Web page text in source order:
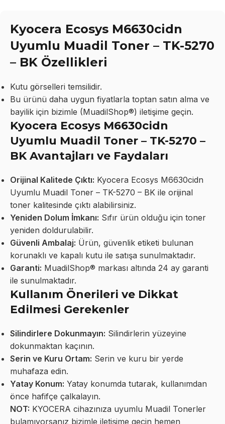
Kyocera Ecosys M6630cidn
Uyumlu Muadil Toner – TK-5270
– BK Özellikleri
Kutu görselleri temsilidir.
Bu ürünü daha uygun fiyatlarla toptan satın alma ve
bayilik için bizimle (MuadilShop®) iletişime geçin.
Kyocera Ecosys M6630cidn
Uyumlu Muadil Toner – TK-5270 –
BK Avantajları ve Faydaları
Orijinal Kalitede Çıktı: Kyocera Ecosys M6630cidn
Uyumlu Muadil Toner – TK-5270 – BK ile orijinal
toner kalitesinde çıktı alabilirsiniz.
Yeniden Dolum İmkanı: Sıfır ürün olduğu için toner
yeniden doldurulabilir.
Güvenli Ambalaj: Ürün, güvenlik etiketi bulunan
korunaklı ve kapalı kutu ile satışa sunulmaktadır.
Garanti: MuadilShop® markası altında 24 ay garanti
ile sunulmaktadır.
Kullanım Önerileri ve Dikkat
Edilmesi Gerekenler
Silindirlere Dokunmayın: Silindirlerin yüzeyine
dokunmaktan kaçının.
Serin ve Kuru Ortam: Serin ve kuru bir yerde
muhafaza edin.
Yatay Konum: Yatay konumda tutarak, kullanımdan
önce hafifçe çalkalayın.
NOT: KYOCERA cihazınıza uyumlu Muadil Tonerler
bulamıyorsanız bizimle iletişime geçin hemen